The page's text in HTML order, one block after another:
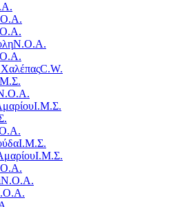
Ν.Ο.Α.
C.W.
Ι.Μ.Σ.
Ι.Μ.Σ.
Ι.Μ.Σ.
Ν.Ο.Α.